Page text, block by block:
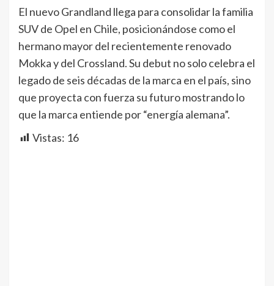
El nuevo Grandland llega para consolidar la familia
SUV de Opel en Chile, posicionándose como el
hermano mayor del recientemente renovado
Mokka y del Crossland. Su debut no solo celebra el
legado de seis décadas de la marca en el país, sino
que proyecta con fuerza su futuro mostrando lo
que la marca entiende por “energía alemana”.
Vistas: 16